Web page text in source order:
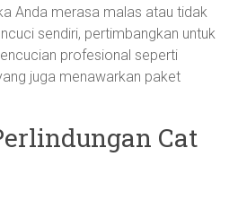
Anda merasa malas atau tidak
sendiri, pertimbangkan untuk
profesional seperti
juga menawarkan paket
Cat